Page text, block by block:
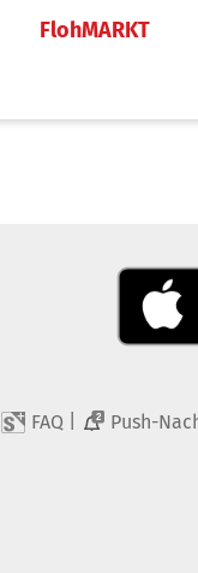
FlohMARKT
FAQ 2 Push-